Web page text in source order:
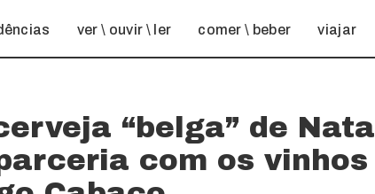
ver \ ouvir \ ler comer \ beber viajar
“belga” de Natal
com os vinhos